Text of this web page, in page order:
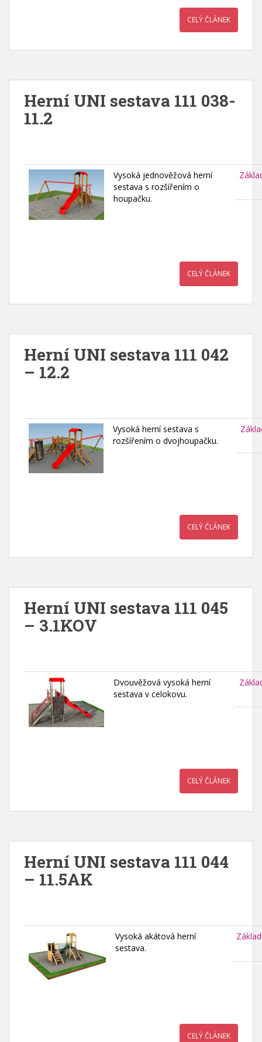
CELÝ ČLÁNEK
Herní UNI sestava 111 038-
11.2
Vysoká jednověžová herní
sestava s rozšířením o
houpačku.
CELÝ ČLÁNEK
Herní UNI sestava 111 042
– 12.2
Vysoká herní sestava s
rozšířením o dvojhoupačku.
CELÝ ČLÁNEK
Herní UNI sestava 111 045
– 3.1KOV
Dvouvěžová vysoká herní
sestava v celokovu.
CELÝ ČLÁNEK
Herní UNI sestava 111 044
– 11.5AK
Vysoká akátová herní
sestava.
CELÝ ČLÁNEK